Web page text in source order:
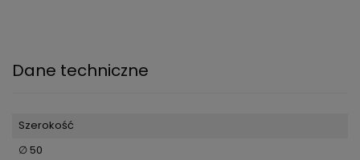
Dane techniczne
Szerokość
∅ 50